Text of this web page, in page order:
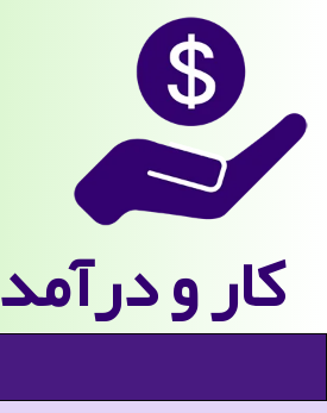
كار و درآمد